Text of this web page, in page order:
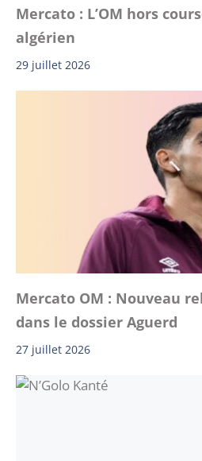
Mercato : L’OM hors
algérien
29 juillet 2026
Mercato OM : Nouveau
dans le dossier Aguerd
27 juillet 2026